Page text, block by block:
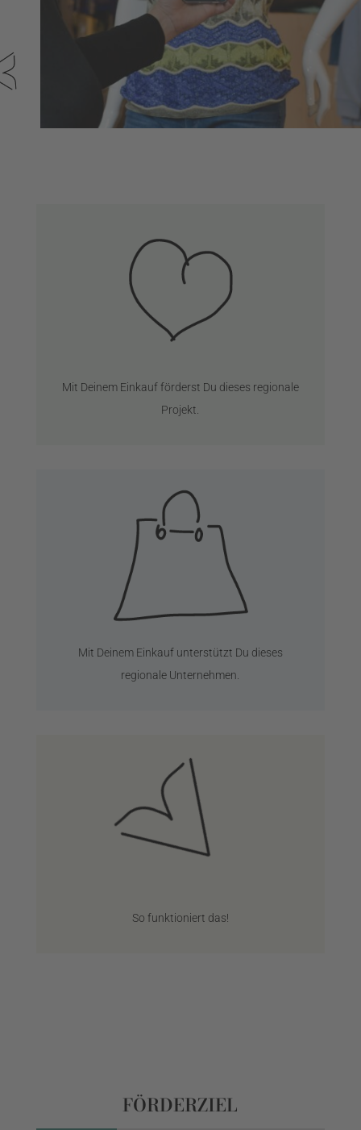
Mit Deinem Einkauf förderst Du dieses regionale
Projekt.
Mit Deinem Einkauf unterstützt Du dieses
regionale Unternehmen.
So funktioniert das!
FÖRDERZIEL